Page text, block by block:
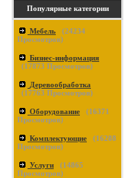
Популярные категории
Мебель (24234
Просмотров)
Бизнес-информация
(17873 Просмотров)
Деревообработка
(17763 Просмотров)
Оборудование (16371
Просмотров)
Комплектующие (16288
Просмотров)
Услуги (14865
Просмотров)